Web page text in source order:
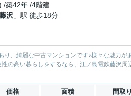
/築42年 /4階建
藤沢 」駅 徒歩18分
り、綺麗な中古マンションです♪様々な魅力
の高い暮らしをするなら、江ノ島電鉄藤沢
価格 面積 間取り